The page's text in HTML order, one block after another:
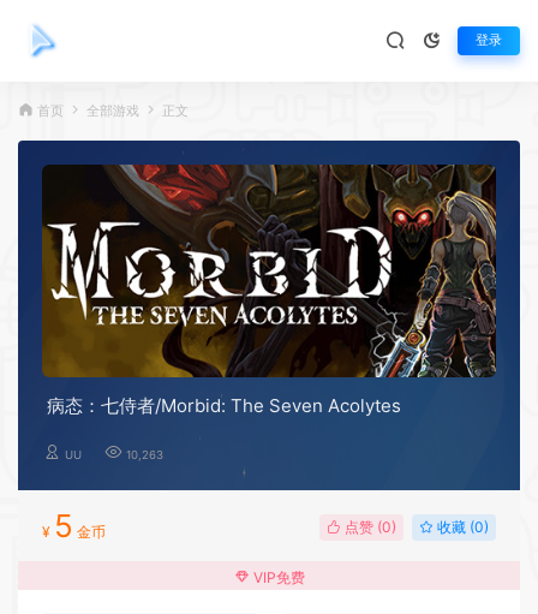
登录
首页 全部游戏 正文
病态：七侍者/Morbid: The Seven Acolytes
UU 10,263
¥ 5 金币 点赞 (0) 收藏 (0)
VIP免费